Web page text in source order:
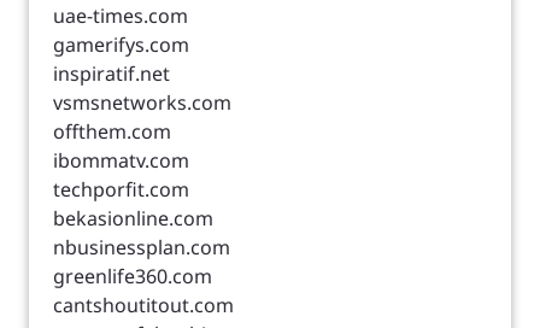
uae-times.com
gamerifys.com
inspiratif.net
vsmsnetworks.com
offthem.com
ibommatv.com
techporfit.com
bekasionline.com
nbusinessplan.com
greenlife360.com
cantshoutitout.com